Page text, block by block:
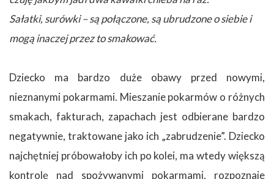
Sałatki, surówki – są połączone, są ubrudzone o siebie i
mogą inaczej przez to smakować.
Dziecko ma bardzo duże obawy przed nowymi,
nieznanymi pokarmami. Mieszanie pokarmów o różnych
smakach, fakturach, zapachach jest odbierane bardzo
negatywnie, traktowane jako ich „zabrudzenie”. Dziecko
najchętniej próbowałoby ich po kolei, ma wtedy większą
kontrolę nad spożywanymi pokarmami, rozpoznaje